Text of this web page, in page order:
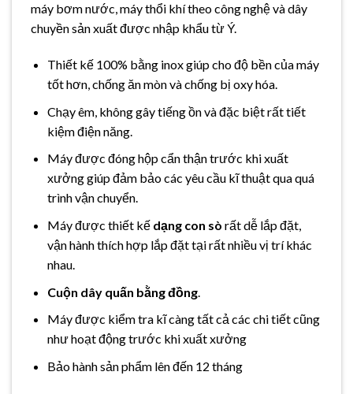
máy bơm nước, máy thổi khí theo công nghệ và dây
chuyền sản xuất được nhập khẩu từ Ý.
Thiết kế 100% bằng inox giúp cho độ bền của máy
tốt hơn, chống ăn mòn và chống bị oxy hóa.
Chạy êm, không gây tiếng ồn và đặc biệt rất tiết
kiệm điện năng.
Máy được đóng hộp cẩn thận trước khi xuất
xưởng giúp đảm bảo các yêu cầu kĩ thuật qua quá
trình vận chuyển.
Máy được thiết kế dạng con sò rất dễ lắp đặt,
vận hành thích hợp lắp đặt tại rất nhiều vị trí khác
nhau.
Cuộn dây quấn bằng đồng.
Máy được kiểm tra kĩ càng tất cả các chi tiết cũng
như hoạt động trước khi xuất xưởng
Bảo hành sản phẩm lên đến 12 tháng